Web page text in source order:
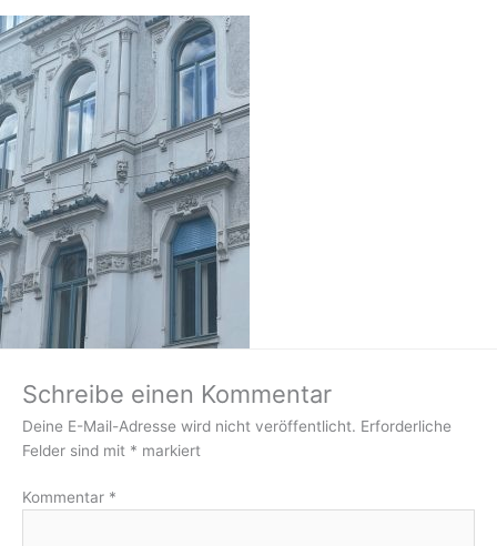
Schreibe einen Kommentar
Deine E-Mail-Adresse wird nicht veröffentlicht. Erforderliche
Felder sind mit * markiert
Kommentar *